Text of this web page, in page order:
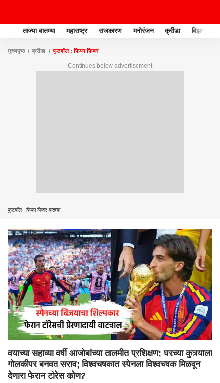
ताज्या बातम्या महाराष्ट्र राजकारण मनोरंजन क्रीडा बिझनेस
मुख्यपृष्ठ क्रीडा फुटबॉल : फिफा फिवर
Continues below advertisement
फुटबॉल : फिफा फिवर बातम्या
वयाच्या सहाव्या वर्षी आजोबांच्या तालमीत प्रशिक्षण; घरच्या कुत्र्याला
गोलकीपर बनवत सराव; विश्वचषकात स्पेनला विश्वचषक मिळवून
देणारा फेरान टोरेस कोण?